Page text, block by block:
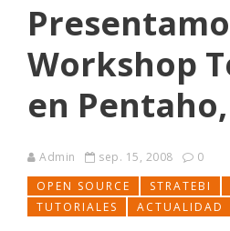
Workshop
en
Admin sep. 15, 2008
0
OPEN SOURCE
STRATEBI
TUTORIALES
ACTUALIDAD